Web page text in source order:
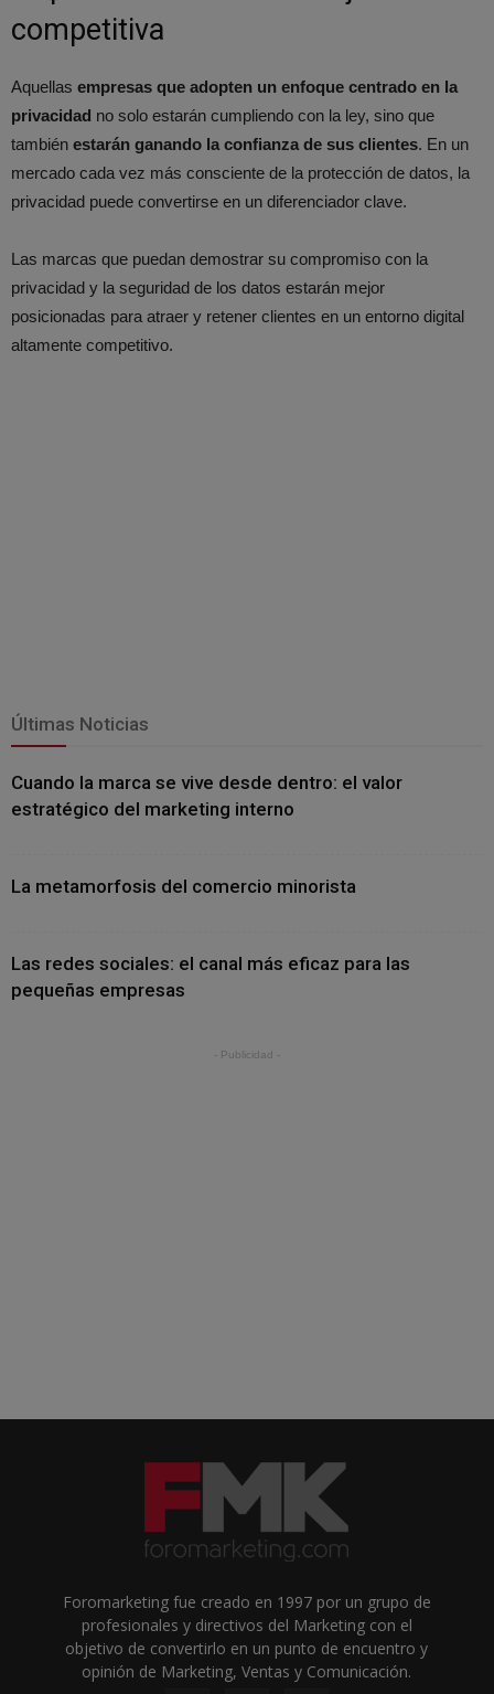
competitiva
Aquellas empresas que adopten un enfoque centrado en la
privacidad no solo estarán cumpliendo con la ley, sino que
también estarán ganando la confianza de sus clientes. En un
mercado cada vez más consciente de la protección de datos, la
privacidad puede convertirse en un diferenciador clave.
Las marcas que puedan demostrar su compromiso con la
privacidad y la seguridad de los datos estarán mejor
posicionadas para atraer y retener clientes en un entorno digital
altamente competitivo.
Últimas Noticias
Cuando la marca se vive desde dentro: el valor
estratégico del marketing interno
La metamorfosis del comercio minorista
Las redes sociales: el canal más eficaz para las
pequeñas empresas
- Publicidad -
Foromarketing fue creado en 1997 por un grupo de
profesionales y directivos del Marketing con el
objetivo de convertirlo en un punto de encuentro y
opinión de Marketing, Ventas y Comunicación.